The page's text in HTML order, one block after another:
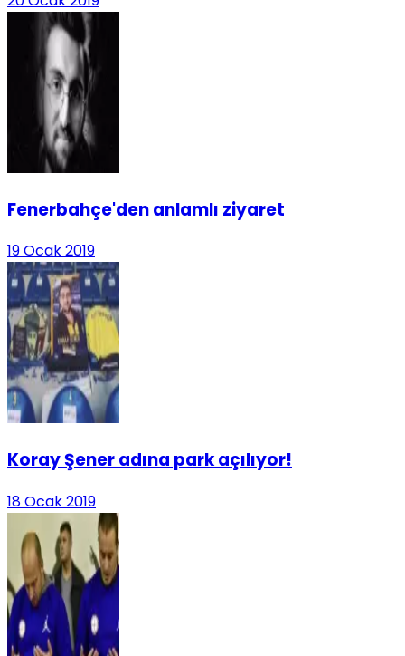
Fenerbahçe'den anlamlı ziyaret
19 Ocak 2019
Koray Şener adına park açılıyor!
18 Ocak 2019